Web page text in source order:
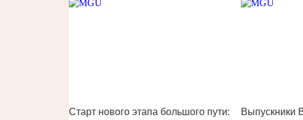
Старт нового этапа большого пути:
Выпускники